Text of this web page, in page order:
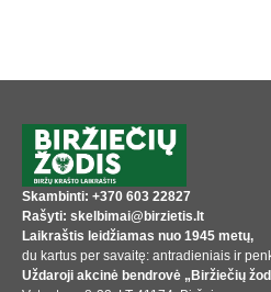
Skambinti: +370 603 22827
Rašyti: skelbimai@birzietis.lt
Laikraštis leidžiamas nuo 1945 metų,
du kartus per savaitę: antradieniais ir
Uždaroji akcinė bendrovė „Biržiečių